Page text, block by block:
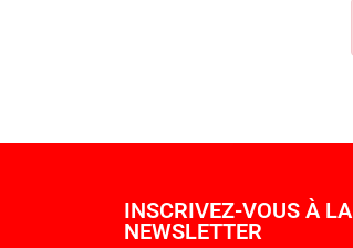
INSCRIVEZ-VOUS À LA
NEWSLETTER